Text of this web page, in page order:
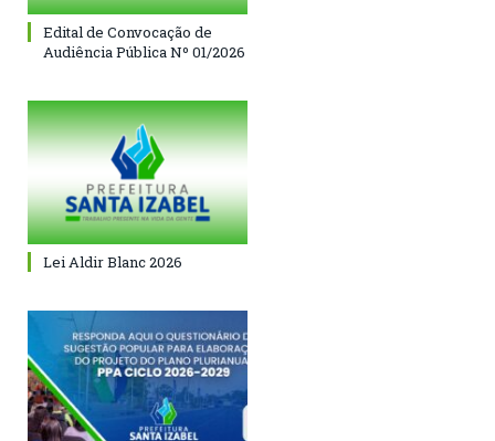
Edital de Convocação de
Audiência Pública Nº 01/2026
Lei Aldir Blanc 2026